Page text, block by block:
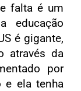
falta é um
educação
é gigante,
através da
por
e ela tenha